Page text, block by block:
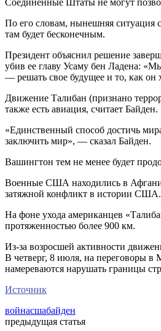
Соединенные Штаты не могут
По его словам, нынешняя ситуация
там будет бесконечным.
Президент объяснил решение
убив ее главу Усаму бен Ладена:
— решать свое будущее и то, как он
Движение Талибан (признано
также есть авиация, считает Байден.
«Единственный способ достичь
заключить мир», — сказал Байден.
Вашингтон тем не менее будет
Военные США находились в
затяжной конфликт в истории США.
На фоне ухода американцев
протяженностью более 900 км.
Из-за возросшей активности
В четверг, 8 июля, на переговоры в
намереваются нарушать границы
Источник
войнасшабайден
предыдущая статья